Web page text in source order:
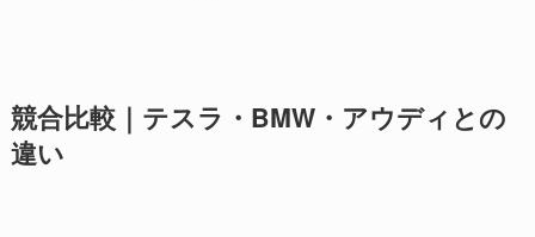
競合比較｜テスラ・BMW・アウディとの
違い